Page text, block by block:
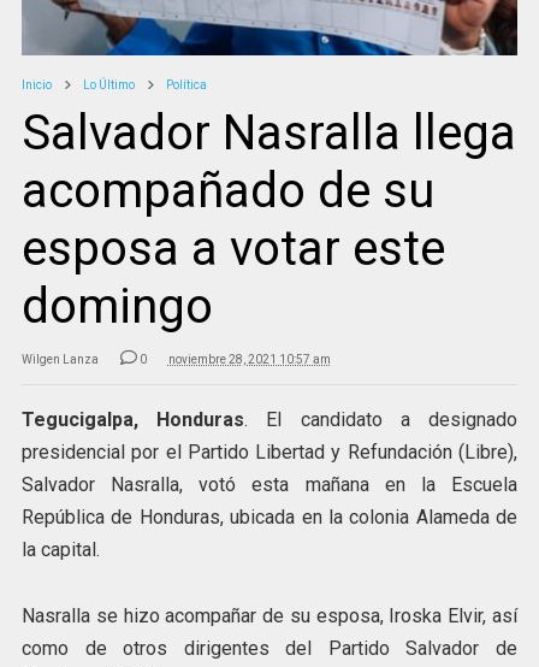
Inicio Lo Último Política
Salvador Nasralla llega
acompañado de su
esposa a votar este
domingo
Wilgen Lanza 0 noviembre 28, 2021 10:57 am
Tegucigalpa, Honduras. El candidato a designado
presidencial por el Partido Libertad y Refundación (Libre),
Salvador Nasralla, votó esta mañana en la Escuela
República de Honduras, ubicada en la colonia Alameda de
la capital.
Nasralla se hizo acompañar de su esposa, Iroska Elvir, así
como de otros dirigentes del Partido Salvador de